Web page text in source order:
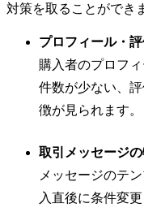
対策を取ることができ
プロフィール・
購入者のプロフ
件数が少ない、
徴が見られます。
取引メッセージ
メッセージのテ
入直後に条件変